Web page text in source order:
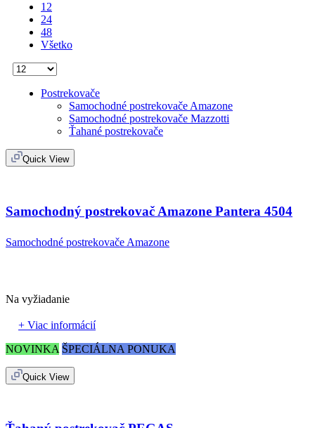
12
24
48
Všetko
Postrekovače
Samochodné postrekovače Amazone
Samochodné postrekovače Mazzotti
Ťahané postrekovače
Quick View
Samochodný postrekovač Amazone Pantera 4504
Samochodné postrekovače Amazone
Na vyžiadanie
+ Viac informácií
NOVINKA ŠPECIÁLNA PONUKA
Quick View